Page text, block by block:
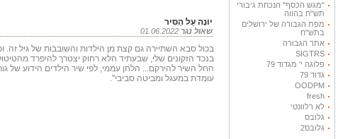
"מגש הכסף" הנכחת גיבורי
תש"ח בהווה
מפת הגבורה של ירושלים
בתש"ח
אתר הגבורה
SIGTRS
פלוגה י' מגדוד 79
גדוד 79
OODPM
fresh
לא רלוונטי
גלובס
גלובס2
יוֹנָה עַל הַסִּיר
שאול נגר
בכול סבא השתיירה גם קצת מן הילדות והשובבות של גיל זה.
בנכד הזקונים שלי, שבעתיד הלא רחוק יצטרך להיפרד
החל השיר להירקם... הלחן עממי, לפי שיר הילדים הידוע של
עומדת במעגל ומביטה סביבי".